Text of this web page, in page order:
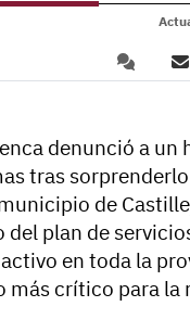
denunció a
tras
de
plan de
en toda la
más crítico para